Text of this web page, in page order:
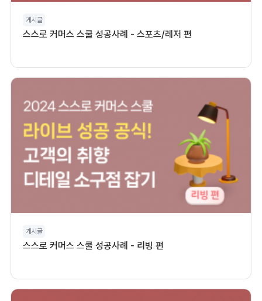
게시글
스스로 커머스 스쿨 성공사례 - 스포츠/레저 편
게시글
스스로 커머스 스쿨 성공사례 - 리빙 편